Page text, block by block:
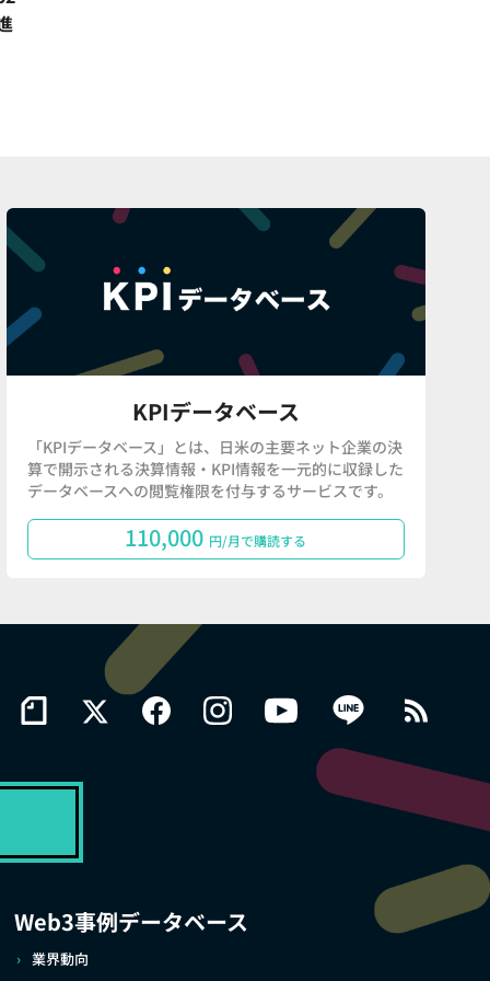
KPIデータベース
「KPIデータベース」とは、日米の主要ネット企業の決
算で開示される決算情報・KPI情報を一元的に収録した
データベースへの閲覧権限を付与するサービスです。
110,000 円/月で購読する
Web3事例データベース
業界動向